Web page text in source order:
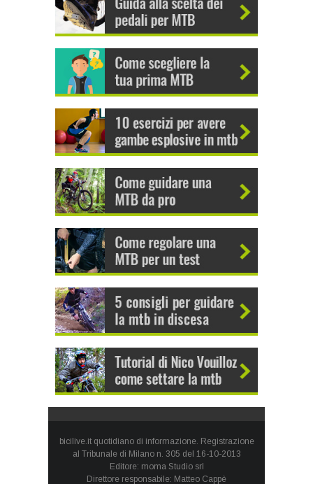
bicilive.it quotidiano di informazione. Registrazione
al Tribunale di Milano n. 305 del 16-10-2013
Editore: moma Studio srl
Direttore responsabile: Matteo Cappè